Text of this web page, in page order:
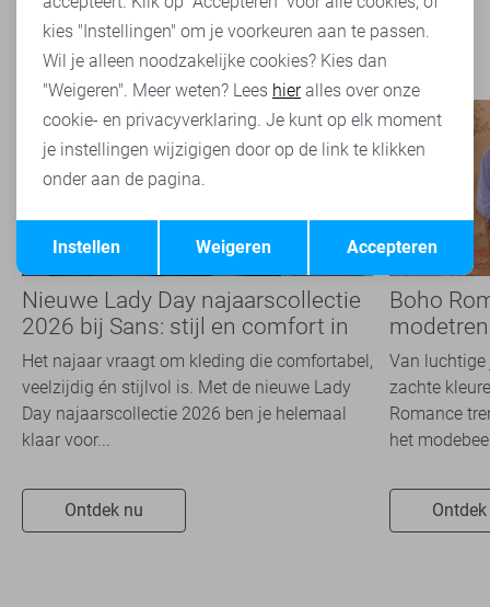
Nieuwe Lady Day najaarscollectie
2026 bij Sans: stijl en comfort in
travelkwaliteit
Het najaar vraagt om kleding die comfortabel,
veelzijdig én stijlvol is. Met de nieuwe Lady
Day najaarscollectie 2026 ben je helemaal
klaar voor...
Ontdek nu
Boho
overal
Van luchtige
zachte
Romance
het
Terug Opslaan
kies "Instellingen" om je voorkeuren aan te passen.
Wil je alleen noodzakelijke cookies? Kies dan
"Weigeren". Meer weten? Lees hieralles over onze
cookie- en privacyverklaring. Je kunt op elk moment
je instellingen wijzigigen door op de link te klikken
onder aan de pagina.
Accepteren
Weigeren
Instellen